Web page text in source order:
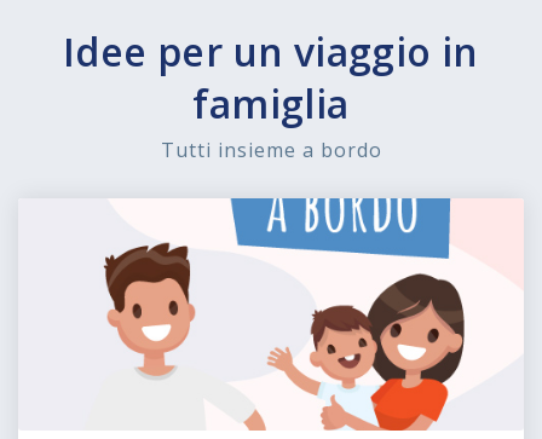
Idee per un viaggio in
famiglia
Tutti insieme a bordo